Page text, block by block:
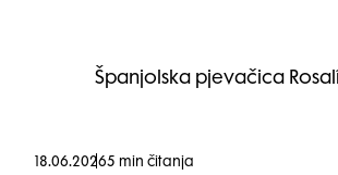
Španjolska pjevačica
18.06.20265 min čitanja